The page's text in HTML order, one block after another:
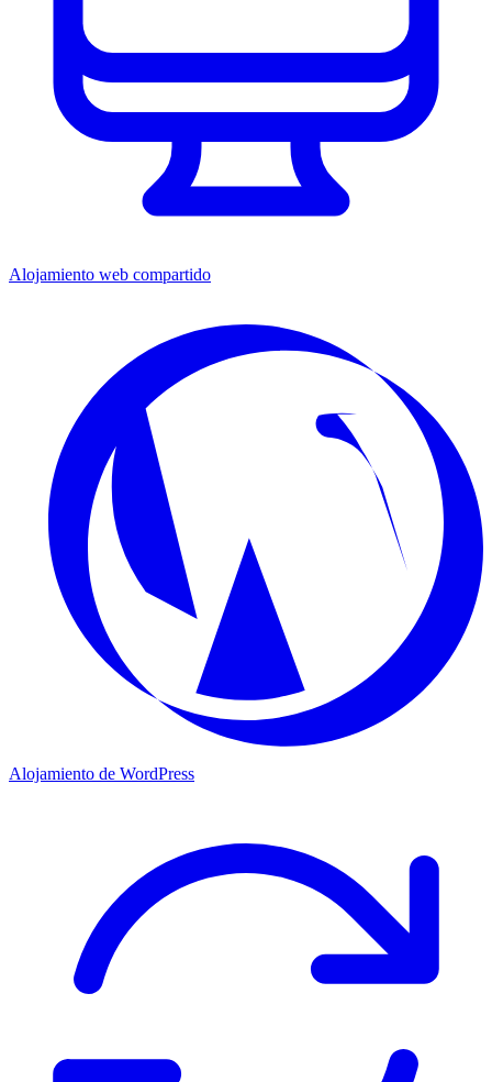
Alojamiento web compartido
Alojamiento de WordPress